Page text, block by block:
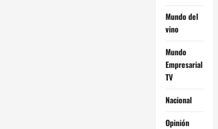
Mundo del
vino
Mundo
Empresarial
TV
Nacional
Opinión